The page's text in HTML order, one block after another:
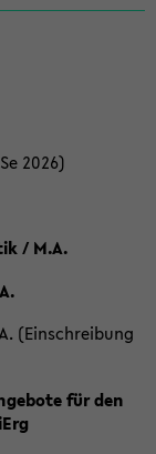
2026)
/ M.A.
(Einschreibung
für den